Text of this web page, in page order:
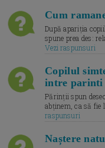
Cum
După apariția
spune prea des:
Vezi raspunsuri
Copilul
intre parinti
Părinții spun
abținem, ca să fie
raspunsuri
Naștere